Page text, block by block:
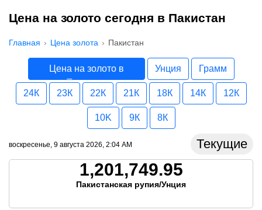
Цена на золото сегодня в Пакистан
Главная Цена золота Пакистан
Цена на золото в
Пакистан
Унция Грамм
24К 23К 22К 21К 18К 14К 12К
10K 9К 8К
воскресенье, 9 августа 2026, 2:04 AM Текущие
1,201,749.95
Пакистанская рупия/Унция